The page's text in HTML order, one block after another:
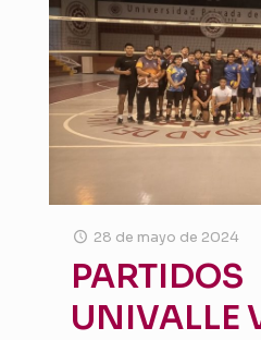
28 de mayo de 2024
PARTIDOS
UNIVALLE